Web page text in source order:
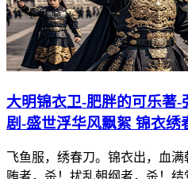
大明锦衣卫-肥胖的可乐著
剧-盛世浮华风飘絮 锦衣绣
飞鱼服，绣春刀。锦衣出，血